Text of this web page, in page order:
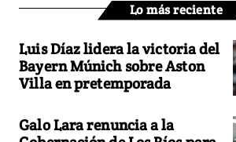
Lo más reciente
Luis Díaz lidera la victoria del
Bayern Múnich sobre Aston
Villa en pretemporada
Galo Lara renuncia a la